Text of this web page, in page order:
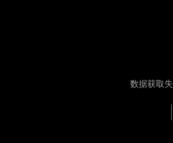
数据获取